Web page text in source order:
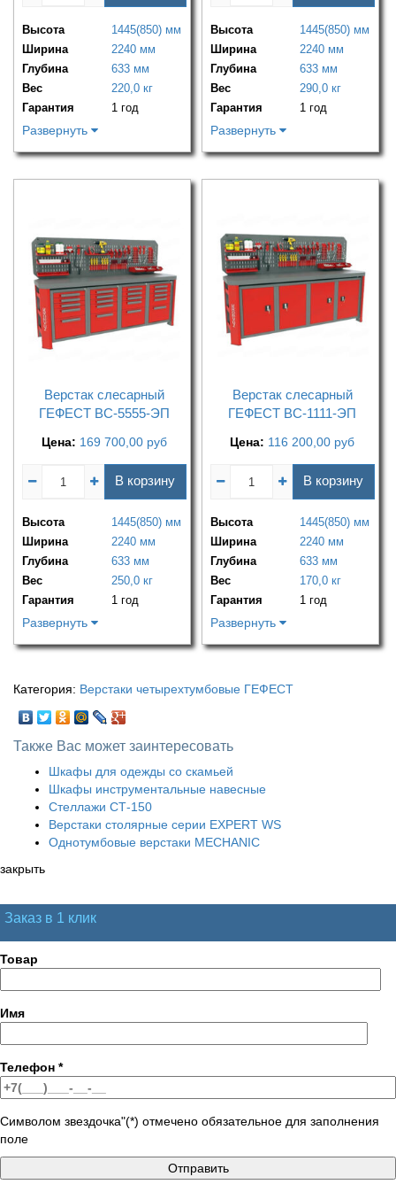
Высота
1445(850) мм
Ширина
2240 мм
Глубина
633 мм
Вес
220,0 кг
Гарантия
1 год
Развернуть
Высота
1445(850) мм
Ширина
2240 мм
Глубина
633 мм
Вес
290,0 кг
Гарантия
1 год
Развернуть
Верстак слесарный
ГЕФЕСТ ВС-5555-ЭП
Цена: 169 700,00 руб
В корзину
Высота
1445(850) мм
Ширина
2240 мм
Глубина
633 мм
Вес
250,0 кг
Гарантия
1 год
Развернуть
Верстак слесарный
ГЕФЕСТ ВС-1111-ЭП
Цена: 116 200,00 руб
В корзину
Высота
1445(850) мм
Ширина
2240 мм
Глубина
633 мм
Вес
170,0 кг
Гарантия
1 год
Развернуть
Категория: Верстаки четырехтумбовые ГЕФЕСТ
Также Вас может заинтересовать
Шкафы для одежды со скамьей
Шкафы инструментальные навесные
Стеллажи СТ-150
Верстаки столярные серии EXPERT WS
Однотумбовые верстаки MECHANIC
закрыть
Заказ в 1 клик
Товар
Имя
Телефон *
Символом звездочка"(*) отмечено обязательное для заполнения
поле